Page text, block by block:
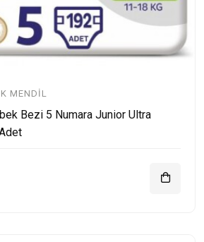
MENDIL
Bezi 5 Numara Junior Ultra